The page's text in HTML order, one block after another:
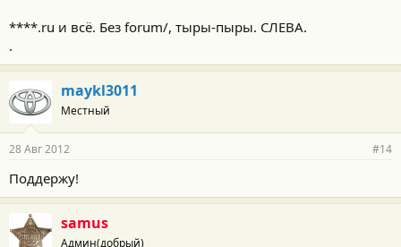
****.ru и всё. Без forum/, тыры-пыры. СЛЕВА.
.
maykl3011
Местный
28 Авг 2012 #14
Поддержу!
samus
Админ(добрый)